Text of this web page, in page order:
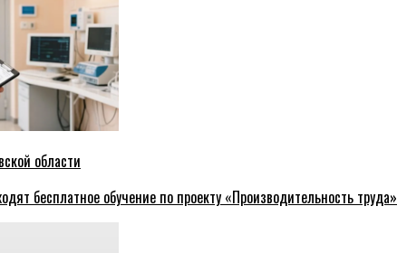
области
бесплатное обучение по проекту «Производительность труда»